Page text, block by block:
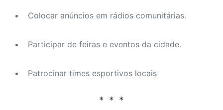
Colocar anúncios em rádios comunitárias.
Participar de feiras e eventos da cidade.
Patrocinar times esportivos locais